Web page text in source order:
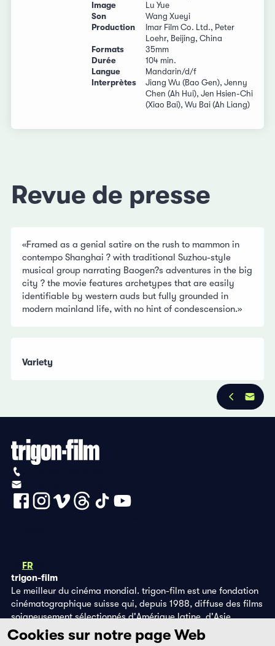
Image
Lu Yue
Son
Wang Xueyi
Production
Imar Film Co. Ltd., Peter
Loehr, Beijing, China
Formats
35mm
Durée
104 min.
Langue
Mandarin/d/f
Interprètes
Jiang Wu (Bao Gen), Jenny
Chen (Ah Hui), Jen Hsien-Chi
(Xiao Bai), Wu Bai (Ah Liang)
Revue de presse
«Framed as a genial satire on the rush to mammon in
contempo Shanghai ? with traditional Suzhou-style
musical group narrating Baogen?s adventures in the big
city ? the movie features archetypes that are easily
identifiable by western auds but fully grounded in
modern mainland life, with no hint of condescension.»
Variety
FR
trigon-film
Le meilleur du cinéma mondial. trigon-film est une fondation
cinématographique suisse qui, depuis 1988, diffuse des films
soigneusement sélectionnés d'Amérique latine, d'Asie,
d'Afrique et d'Europe de l'Est, dans les salles de cinéma,
grâce à ses propres éditions DVD et sur la plateforme de
Cookies sur notre page Web